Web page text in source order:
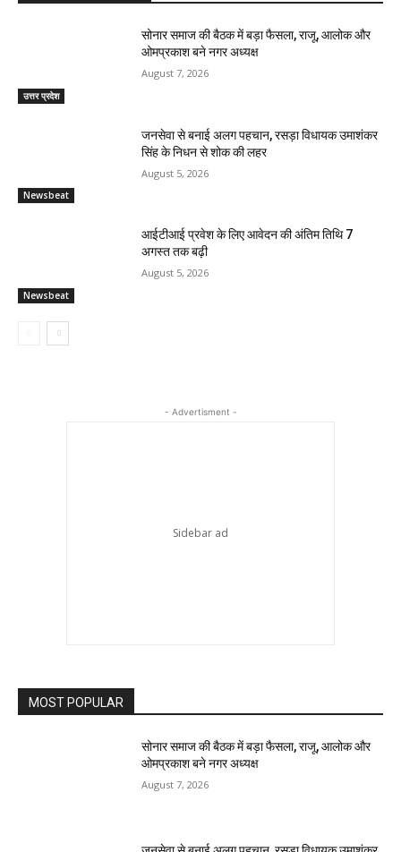
उत्तर प्रदेश
सोनार समाज की बैठक में बड़ा फैसला, राजू, आलोक और
ओमप्रकाश बने नगर अध्यक्ष
August 7, 2026
Newsbeat
जनसेवा से बनाई अलग पहचान, रसड़ा विधायक उमाशंकर
सिंह के निधन से शोक की लहर
August 5, 2026
Newsbeat
आईटीआई प्रवेश के लिए आवेदन की अंतिम तिथि 7
अगस्त तक बढ़ी
August 5, 2026
- Advertisment -
MOST POPULAR
सोनार समाज की बैठक में बड़ा फैसला, राजू, आलोक और
ओमप्रकाश बने नगर अध्यक्ष
August 7, 2026